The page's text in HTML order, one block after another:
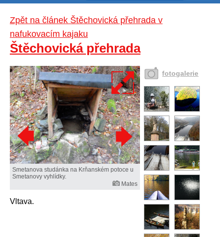
Zpět na článek Štěchovická přehrada v
nafukovacím kajaku
Štěchovická přehrada
Smetanova studánka na Krňanském potoce u
Smetanovy vyhlídky.
Mates
Vltava.
fotogalerie